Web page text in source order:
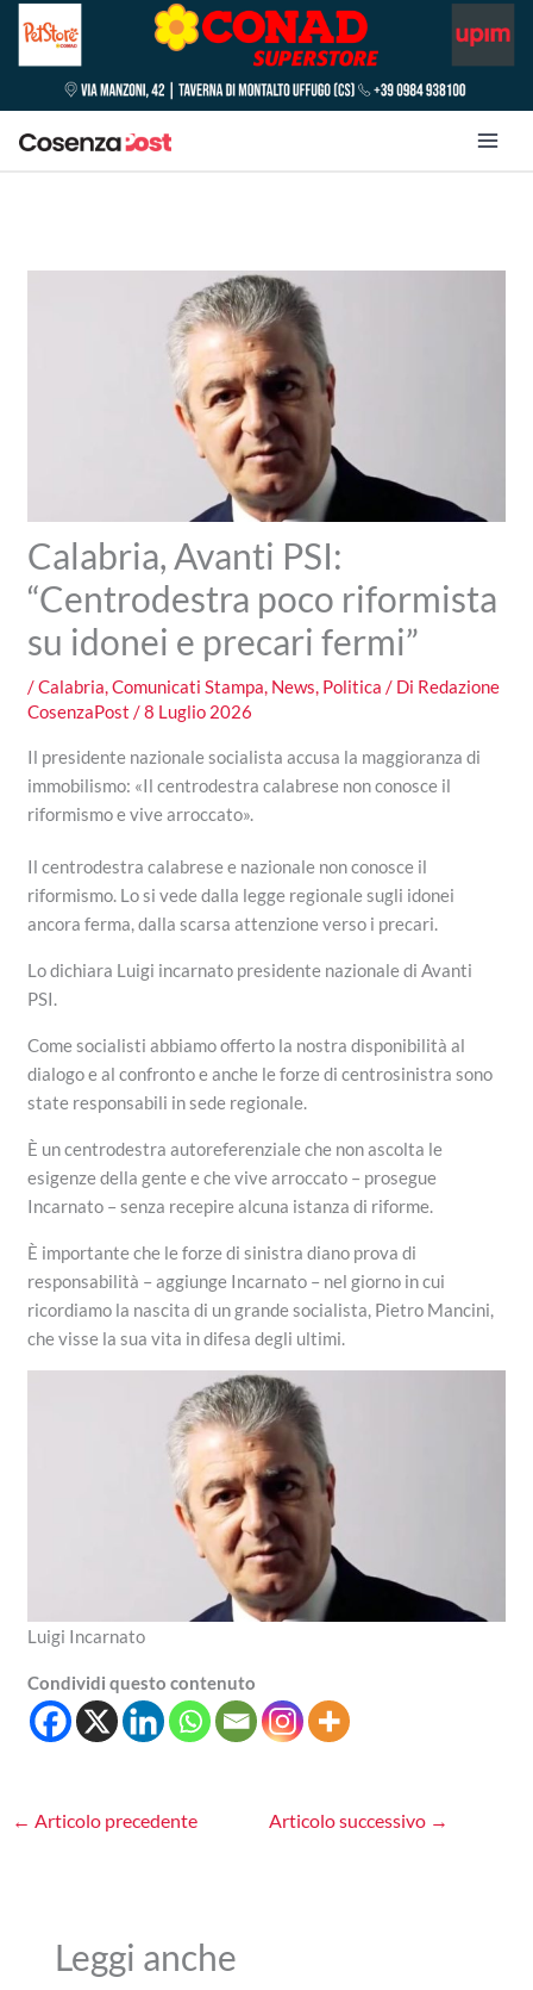
Calabria, Avanti PSI:
“Centrodestra poco riformista
su idonei e precari fermi”
/Calabria,Comunicati Stampa, News, Politica / Di Redazione
CosenzaPost/8 Luglio 2026
Il presidente nazionale socialista accusa la maggioranza di
immobilismo: «Il centrodestra calabrese non conosce il
riformismo e vive arroccato».
Il centrodestra calabrese e nazionale non conosce il
riformismo. Lo si vede dalla legge regionale sugli idonei
ancora ferma, dalla scarsa attenzione verso i precari.
Lo dichiara Luigi incarnato presidente nazionale di Avanti
PSI.
Come socialisti abbiamo offerto la nostra disponibilità al
dialogo e al confronto e anche le forze di centrosinistra sono
state responsabili in sede regionale.
È un centrodestra autoreferenziale che non ascolta le
esigenze della gente e che vive arroccato – prosegue
Incarnato – senza recepire alcuna istanza di riforme.
È importante che le forze di sinistra diano prova di
responsabilità – aggiunge Incarnato – nel giorno in cui
ricordiamo la nascita di un grande socialista, Pietro Mancini,
che visse la sua vita in difesa degli ultimi.
Luigi Incarnato
Condividi questo contenuto
← Articolo precedente Articolo successivo →
Leggi anche